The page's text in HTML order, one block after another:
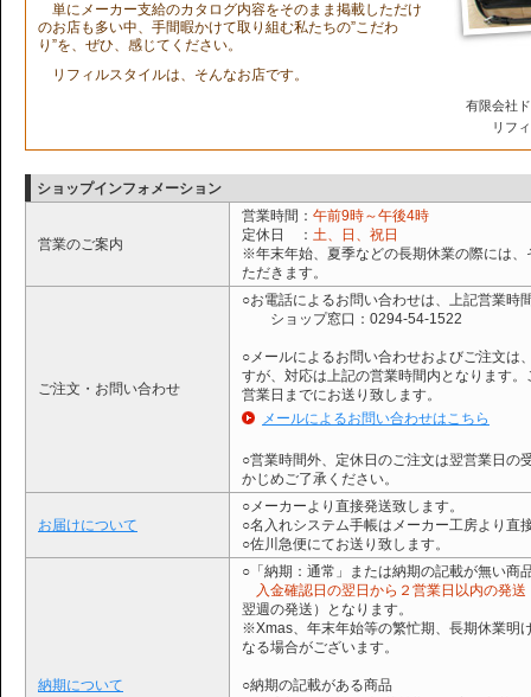
単にメーカー支給のカタログ内容をそのまま掲載しただけ
のお店も多い中、手間暇かけて取り組む私たちの”こだわ
り”を、ぜひ、感じてください。
リフィルスタイルは、そんなお店です。
有限会社
リフ